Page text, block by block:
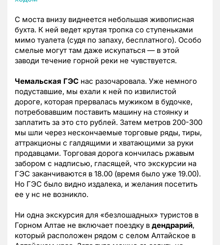
С моста внизу виднеется небольшая живописная
бухта. К ней ведет крутая тропка со ступеньками
мимо туалета (судя по запаху, бесплатного). Особо
смелые могут там даже искупаться — в этой
заводи течение горной реки не чувствуется.
Чемальская ГЭС нас разочаровала. Уже немного
подуставшие, мы ехали к ней по извилистой
дороге, которая прервалась мужиком в будочке,
потребовавшим поставить машину на стоянку и
заплатить за это сто рублей. Затем метров 200-300
мы шли через нескончаемые торговые ряды, тиры,
аттракционы с галдящими и хватающими за руки
продавцами. Торговая дорога кончилась ржавым
забором с надписью, гласящей, что экскурсии на
ГЭС заканчиваются в 18.00 (время было уже 19.00).
Но ГЭС было видно издалека, и желания посетить
ее у нс не возникло.
Ни одна экскурсия для «безлошадных» туристов в
Горном Алтае не включает поездку в дендрарий,
который расположен рядом с селом Алтайское в